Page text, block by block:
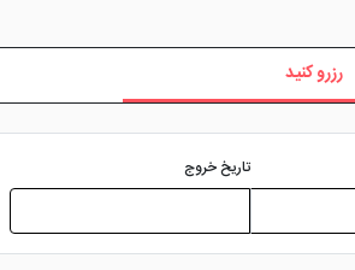
رزرو کنید
تاریخ خروج